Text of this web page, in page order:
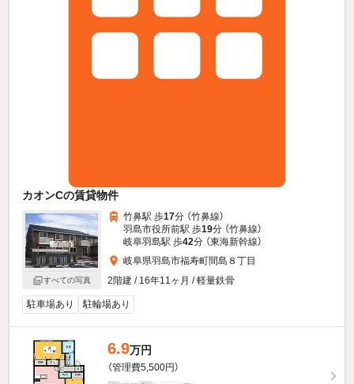
カオンCの賃貸物件
すべての写真
竹鼻駅 歩17分 （竹鼻線）
羽島市役所前駅 歩19分 （竹鼻線）
岐阜羽島駅 歩42分 （東海新幹線）
岐阜県羽島市福寿町間島８丁目
2階建 / 16年11ヶ月 / 軽量鉄骨
駐車場あり 駐輪場あり
6.9万円
（管理費5,500円）